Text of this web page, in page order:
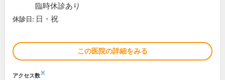
臨時休診あり
休診日: 日・祝
この医院の詳細をみる
アクセス数※